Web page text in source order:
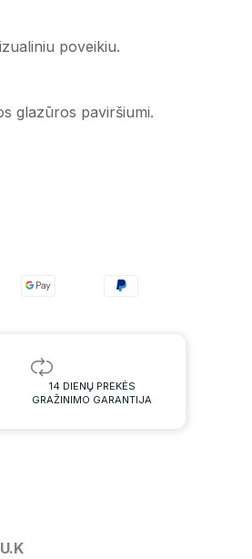
poveikiu.
glazūros paviršiumi.
14 DIENŲ PREKĖS
GRAŽINIMO GARANTIJA